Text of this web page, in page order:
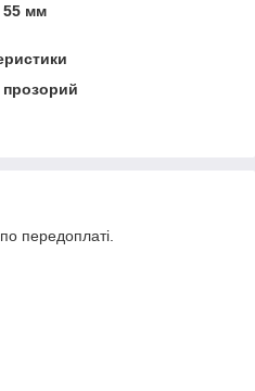
55 мм
прозорий
передоплаті.